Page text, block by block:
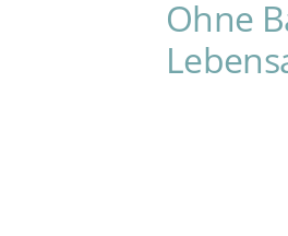
Ohne